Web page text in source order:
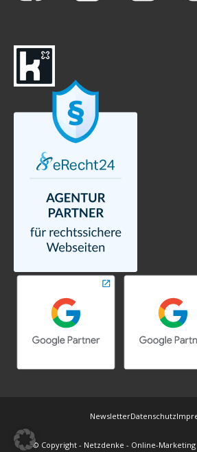
NewsletterDatenschutz
© Copyright - Netzdenke - Online-